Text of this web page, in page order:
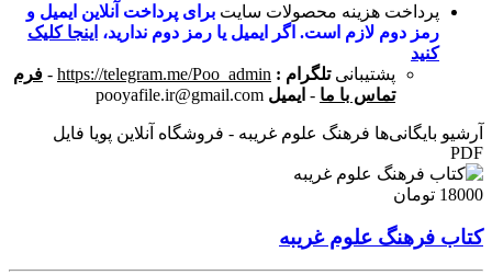
پرداخت هزینه محصولات سایت برای پرداخت آنلاین ایمیل و
رمز دوم لازم است. اگر ایمیل یا رمز دوم ندارید، اینجا کلیک
کنید
پشتیبانی تلگرام : https://telegram.me/Poo_admin
- فرم
تماس با ما - ایمیل pooyafile.ir@gmail.com
آرشیو بایگانی‌ها فرهنگ علوم غریبه - فروشگاه آنلاین پویا فایل
PDF
18000 تومان
کتاب فرهنگ علوم غریبه